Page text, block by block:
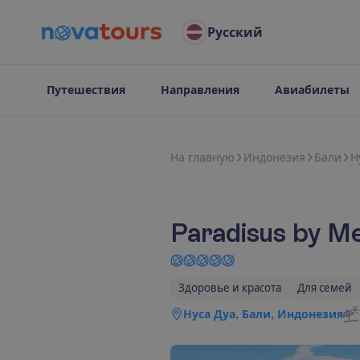
Русский
Путешествия Направления Авиабилеты
На главную Индонезия Бали
Paradisus by
Здоровье и красота Для семей
Нуса Дуа, Бали, Индонезия